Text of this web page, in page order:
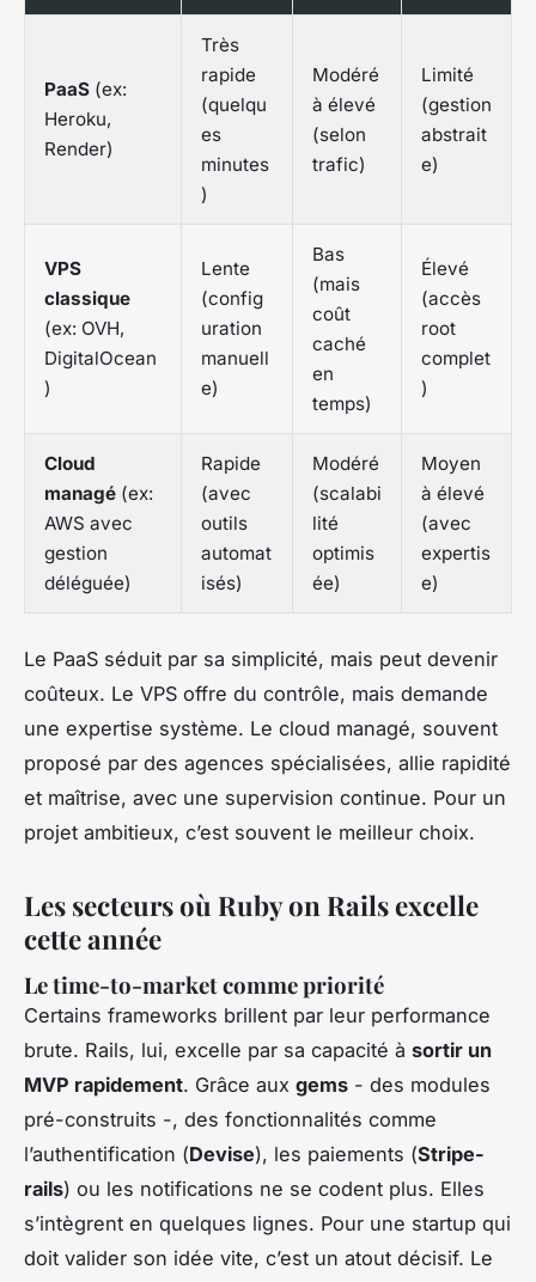
PaaS (ex:
Heroku,
Render)
Très
rapide
(quelqu
es
minutes
)
Modéré
à élevé
(selon
trafic)
Limité
(gestion
abstrait
e)
VPS
classique
(ex: OVH,
DigitalOcean
)
Lente
(config
uration
manuell
e)
Bas
(mais
coût
caché
en
temps)
Élevé
(accès
root
complet
)
Cloud
managé (ex:
AWS avec
gestion
déléguée)
Rapide
(avec
outils
automat
isés)
Modéré
(scalabi
lité
optimis
ée)
Moyen
à élevé
(avec
expertis
e)
Le PaaS séduit par sa simplicité, mais peut devenir
coûteux. Le VPS offre du contrôle, mais demande
une expertise système. Le cloud managé, souvent
proposé par des agences spécialisées, allie rapidité
et maîtrise, avec une supervision continue. Pour un
projet ambitieux, c’est souvent le meilleur choix.
Les secteurs où Ruby on Rails excelle
cette année
Le time-to-market comme priorité
Certains frameworks brillent par leur performance
brute. Rails, lui, excelle par sa capacité à sortir un
MVP rapidement. Grâce aux gems - des modules
pré-construits -, des fonctionnalités comme
l’authentification (Devise), les paiements (Stripe-
rails) ou les notifications ne se codent plus. Elles
s’intègrent en quelques lignes. Pour une startup qui
doit valider son idée vite, c’est un atout décisif. Le